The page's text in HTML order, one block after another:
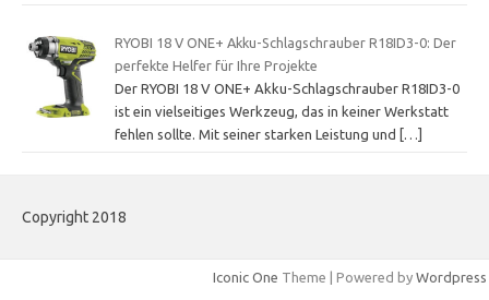
RYOBI 18 V ONE+ Akku-Schlagschrauber R18ID3-0: Der
perfekte Helfer für Ihre Projekte
Der RYOBI 18 V ONE+ Akku-Schlagschrauber R18ID3-0
ist ein vielseitiges Werkzeug, das in keiner Werkstatt
fehlen sollte. Mit seiner starken Leistung und
[…]
Copyright 2018
Iconic One Theme | Powered by Wordpress